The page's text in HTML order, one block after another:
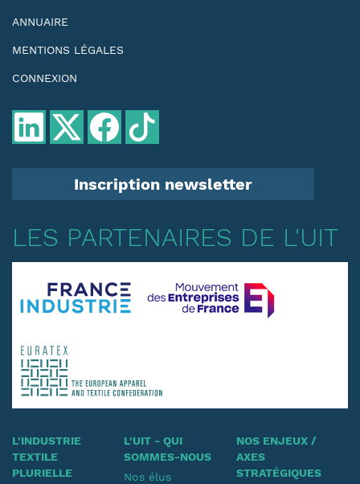
ANNUAIRE
MENTIONS LÉGALES
CONNEXION
Inscription newsletter
LES PARTENAIRES DE L'UIT
L'INDUSTRIE
TEXTILE
PLURIELLE
L'UIT - QUI
SOMMES-NOUS
Nos élus
NOS ENJEUX /
AXES
STRATÉGIQUES